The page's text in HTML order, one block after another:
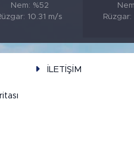
Nem: %52
10.31 m/s
İLETİŞİM